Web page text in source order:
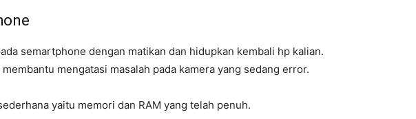
semartphone dengan matikan dan hidupkan kembali hp kalian.
mengatasi masalah pada kamera yang sedang error.
yaitu memori dan RAM yang telah penuh.